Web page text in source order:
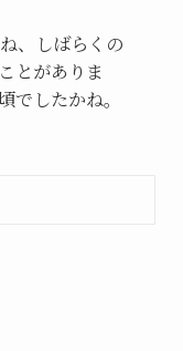
、しばらくの
とがありま
でしたかね。